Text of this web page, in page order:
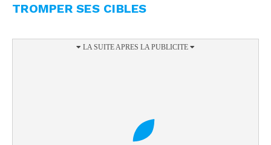
TROMPER SES CIBLES